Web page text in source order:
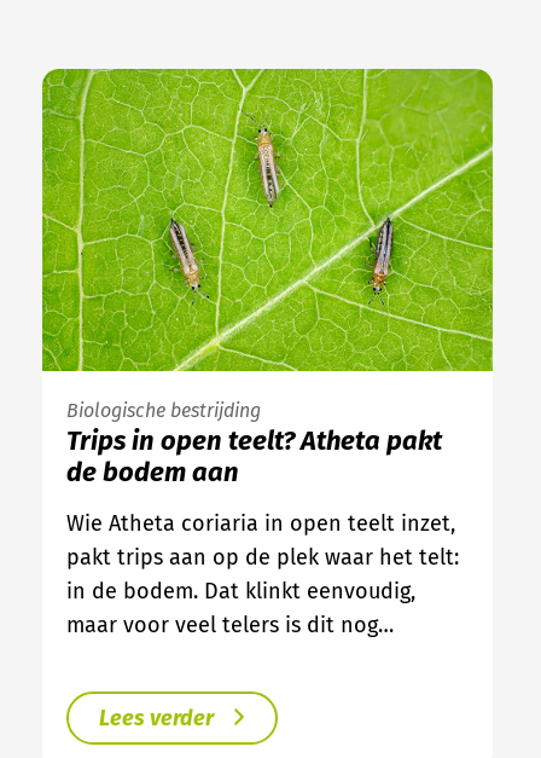
Biologische bestrijding
Trips in open teelt? Atheta pakt
de bodem aan
Wie Atheta coriaria in open teelt inzet,
pakt trips aan op de plek waar het telt:
in de bodem. Dat klinkt eenvoudig,
maar voor veel telers is dit nog…
Lees verder